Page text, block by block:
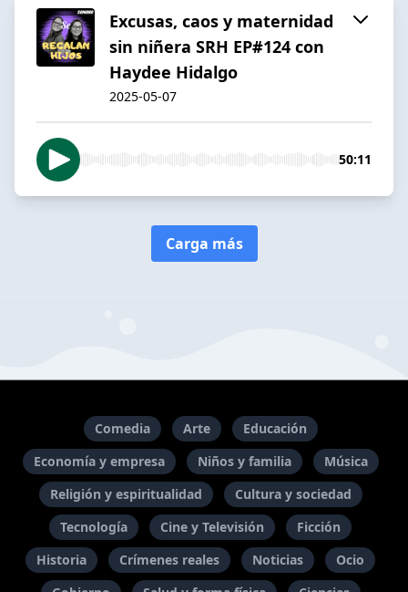
Excusas, caos y maternidad
sin niñera SRH EP#124 con
Haydee Hidalgo
2025-05-07
50:11
Carga más
Comedia Arte
Educación
Economía y empresa
Niños y familia
Música
Religión y espiritualidad
Cultura y sociedad
Tecnología
Cine y Televisión
Ficción
Historia
Crímenes reales Noticias
Ocio